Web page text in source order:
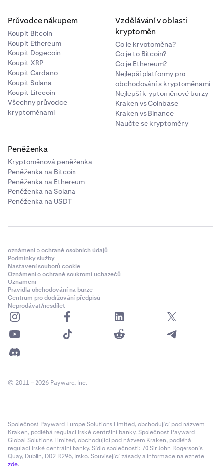
Průvodce nákupem
Koupit Bitcoin
Koupit Ethereum
Koupit Dogecoin
Koupit XRP
Koupit Cardano
Koupit Solana
Koupit Litecoin
Všechny průvodce
kryptoměnami
Vzdělávání v oblasti
kryptoměn
Co je kryptoměna?
Co je to Bitcoin?
Co je Ethereum?
Nejlepší platformy pro
obchodování s kryptoměnami
Nejlepší kryptoměnové burzy
Kraken vs Coinbase
Kraken vs Binance
Naučte se kryptoměny
Peněženka
Kryptoměnová peněženka
Peněženka na Bitcoin
Peněženka na Ethereum
Peněženka na Solana
Peněženka na USDT
oznámení o ochraně osobních údajů
Podmínky služby
Nastavení souborů cookie
Oznámení o ochraně soukromí uchazečů
Oznámení
Pravidla obchodování na burze
Centrum pro dodržování předpisů
Neprodávat/nesdílet
© 2011 – 2026 Payward, Inc.
Společnost Payward Europe Solutions Limited, obchodující pod názvem
Kraken, podléhá regulaci Irské centrální banky. Společnost Payward
Global Solutions Limited, obchodující pod názvem Kraken, podléhá
regulaci Irské centrální banky. Sídlo společnosti: 70 Sir John Rogerson’s
Quay, Dublin, D02 R296, Irsko. Související zásady a informace naleznete
zde.